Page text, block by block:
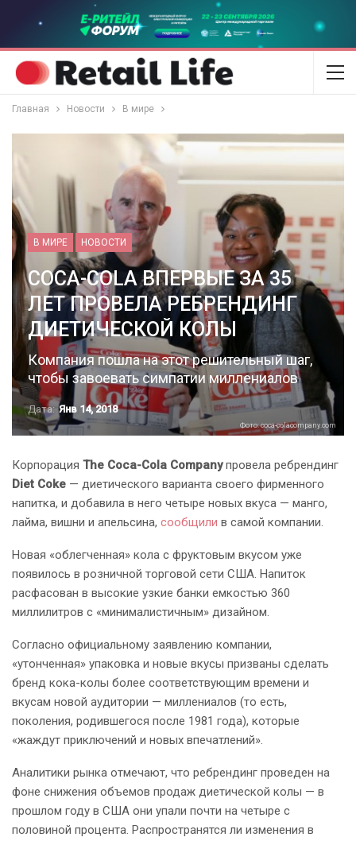
Главная Новости В мире
В МИРЕ НОВОСТИ
COCA-COLA ВПЕРВЫЕ ЗА 35
ЛЕТ ПРОВЕЛА РЕБРЕНДИНГ
ДИЕТИЧЕСКОЙ КОЛЫ
Компания пошла на этот решительный шаг,
чтобы завоевать симпатии миллениалов
Дата: Янв 14, 2018
Фото: coca-colacompany.com
Корпорация The Coca-Cola Companyпровела ребрендинг
Diet Coke — диетического варианта своего фирменного
напитка, и добавила в него четыре новых вкуса — манго,
лайма, вишни и апельсина, сообщили в самой компании.
Новая «облегченная» кола с фруктовым вкусом уже
появилось в розничной торговой сети США. Напиток
расфасован в высокие узкие банки емкостью 360
миллилитров с «минималистичным» дизайном.
Согласно официальному заявлению компании,
«утонченная» упаковка и новые вкусы призваны сделать
бренд кока-колы более соответствующим времени и
вкусам новой аудитории — миллениалов (то есть,
поколения, родившегося после 1981 года), которые
«жаждут приключений и новых впечатлений».
Аналитики рынка отмечают, что ребрендинг проведен на
фоне снижения объемов продаж диетической колы — в
прошлом году в США они упали почти на четыре с
половиной процента. Распространятся ли изменения в